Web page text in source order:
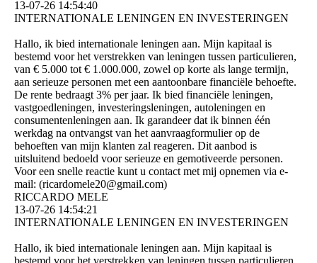
13-07-26 14:54:40
INTERNATIONALE LENINGEN EN INVESTERINGEN
Hallo, ik bied internationale leningen aan. Mijn kapitaal is
bestemd voor het verstrekken van leningen tussen particulieren,
van € 5.000 tot € 1.000.000, zowel op korte als lange termijn,
aan serieuze personen met een aantoonbare financiële behoefte.
De rente bedraagt ​​3% per jaar. Ik bied financiële leningen,
vastgoedleningen, investeringsleningen, autoleningen en
consumentenleningen aan. Ik garandeer dat ik binnen één
werkdag na ontvangst van het aanvraagformulier op de
behoeften van mijn klanten zal reageren. Dit aanbod is
uitsluitend bedoeld voor serieuze en gemotiveerde personen.
Voor een snelle reactie kunt u contact met mij opnemen via e-
mail: (­ricardomele20@­gmail.­com)­
RICCARDO MELE
13-07-26 14:54:21
INTERNATIONALE LENINGEN EN INVESTERINGEN
Hallo, ik bied internationale leningen aan. Mijn kapitaal is